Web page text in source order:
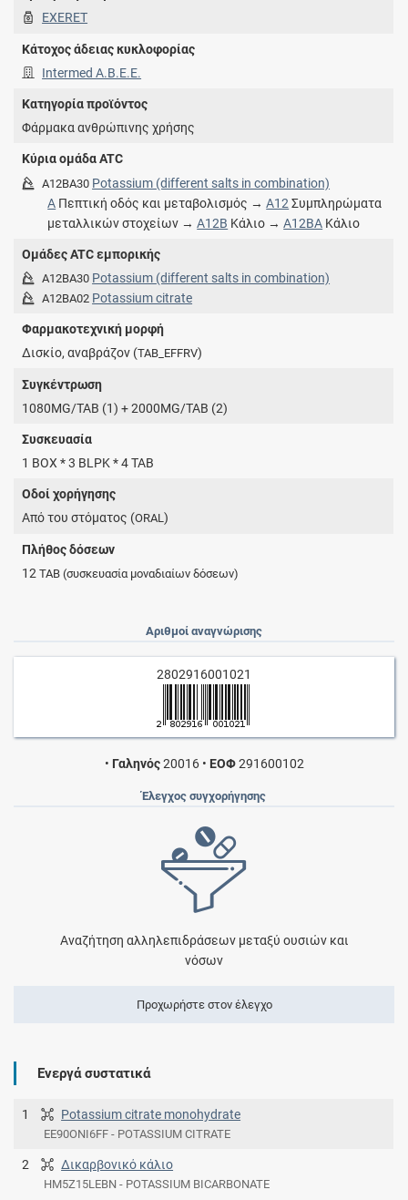
EXERET
Κάτοχος άδειας κυκλοφορίας
Intermed Α.Β.Ε.Ε.
Κατηγορία προϊόντος
Φάρμακα ανθρώπινης χρήσης
Κύρια ομάδα ATC
A12BA30 Potassium (different salts in combination)
A Πεπτική οδός και μεταβολισμός →A12 Συμπληρώματα
μεταλλικών στοχείων →A12B Kάλιο →A12BA Kάλιο
Ομάδες ATC εμπορικής
A12BA30 Potassium (different salts in combination)
A12BA02 Potassium citrate
Φαρμακοτεχνική μορφή
Δισκίο, αναβράζον (TAB_EFFRV)
Συγκέντρωση
1080MG/TAB (1) + 2000MG/TAB (2)
Συσκευασία
1 BOX * 3 BLPK * 4 TAB
Οδοί χορήγησης
Από του στόματος (ORAL)
Πλήθος δόσεων
12TAB (συσκευασία μοναδιαίων δόσεων)
Αριθμοί αναγνώρισης
2802916001021
• Γαληνός20016 • ΕΟΦ291600102
Έλεγχος συγχορήγησης
Αναζήτηση αλληλεπιδράσεων μεταξύ ουσιών και
νόσων
Προχωρήστε στον έλεγχο
Ενεργά συστατικά
1 Potassium citrate monohydrate
EE90ONI6FF - POTASSIUM CITRATE
2 Δικαρβονικό κάλιο
HM5Z15LEBN - POTASSIUM BICARBONATE